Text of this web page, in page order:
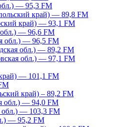
— 95,3 FM
край) — 89,8 FM
край) — 93,1 FM
обл.) — 96,6 FM
обл.) — 96,5 FM
обл.) — 89,2 FM
обл.) — 97,1 FM
— 101,1 FM
край) – 89,2 FM
обл.) — 94,0 FM
обл.) — 103,3 FM
— 95,2 FM